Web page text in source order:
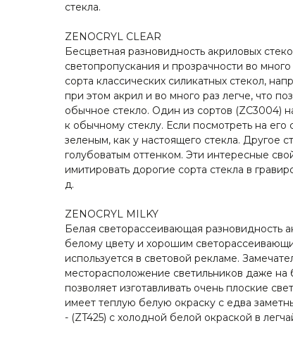
стекла.
ZENOCRYL CLEAR
Бесцветная разновидность акриловых
светопропускания и прозрачности во
сорта классических силикатных стекол,
при этом акрил и во много раз легче, что
обычное стекло. Один из сортов (ZC3004)
к обычному стеклу. Если посмотреть на его
зеленым, как у настоящего стекла. Другое
голубоватым оттенком. Эти интересные
имитировать дорогие сорта стекла в
д.
ZENOCRYL MILKY
Белая светорассеивающая разновидность
белому цвету и хорошим
используется в световой рекламе.
месторасположение светильников даже на
позволяет изготавливать очень плоские
имеет теплую белую окраску с едва
- (ZT425) с холодной белой окраской в